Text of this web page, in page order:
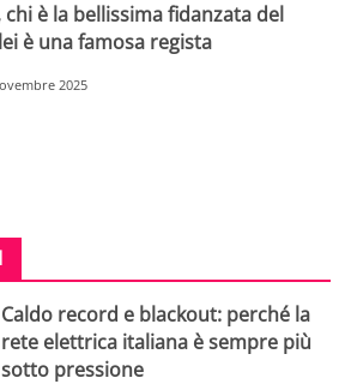
è la bellissima fidanzata del
è una famosa regista
2025
Caldo record e blackout: perché la
rete elettrica italiana è sempre più
sotto pressione